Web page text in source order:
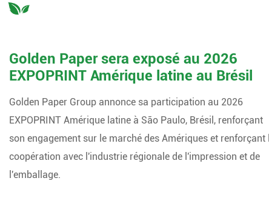
Golden Paper sera exposé au 2026
EXPOPRINT Amérique latine au Brésil
Golden Paper Group annonce sa participation au 2026
EXPOPRINT Amérique latine à São Paulo, Brésil, renforçant
son engagement sur le marché des Amériques et renforçant
coopération avec l'industrie régionale de l'impression et de
l'emballage.